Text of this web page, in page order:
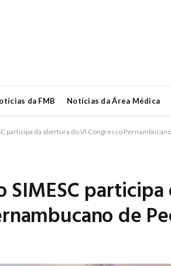
da FMB Notícias da Área Médica
participa da abertura do VI Congresso
SIMESC
de